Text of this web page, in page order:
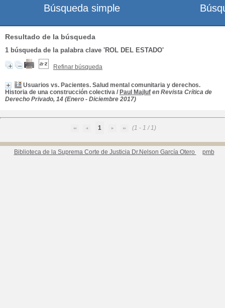
Resultado de la búsqueda
1 búsqueda de la palabra clave 'ROL DEL ESTADO'
Refinar búsqueda
Usuarios vs. Pacientes. Salud mental comunitaria y derechos.
Historia de una construcción colectiva / Paul Majluf en Revista Crítica de
Derecho Privado, 14 (Enero - Diciembre 2017)
1 (1 - 1 / 1)
Biblioteca de la Suprema Corte de Justicia Dr.Nelson García Otero pmb
Búsqueda simple